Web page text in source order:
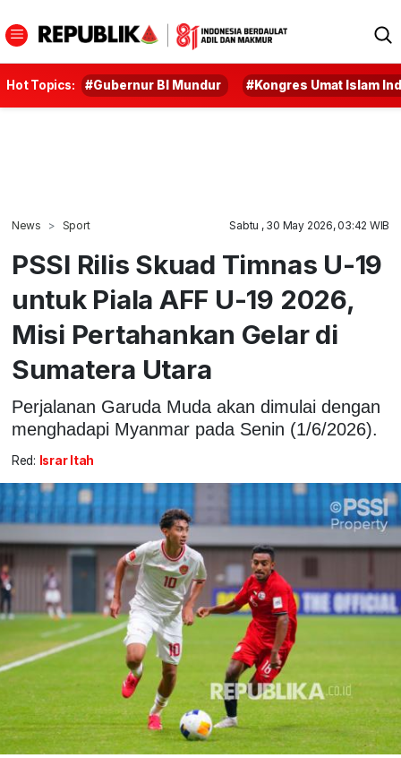
Hot Topics: #Gubernur BI Mundur #Kongres Umat Islam
News Sport Sabtu , 30 May 2026, 03:42 WIB
PSSI Rilis Skuad Timnas U-19
untuk Piala AFF U-19 2026,
Misi Pertahankan Gelar di
Sumatera Utara
Perjalanan Garuda Muda akan dimulai dengan
menghadapi Myanmar pada Senin (1/6/2026).
Red: Israr Itah